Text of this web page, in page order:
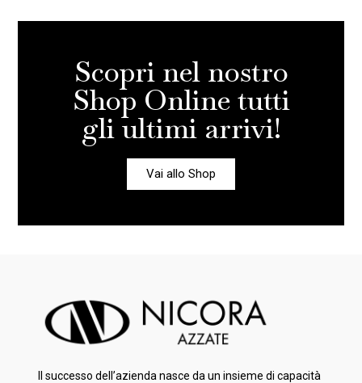
Scopri nel nostro
Shop Online tutti
gli ultimi arrivi!
Vai allo Shop
Il successo dell’azienda nasce da un insieme di capacità